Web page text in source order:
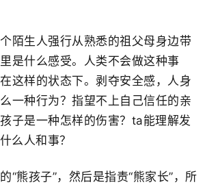
陌生人强行从熟悉的祖父母身边带
是什么感受。人类不会做这种事
这样的状态下。剥夺安全感，人身
一种行为？指望不上自己信任的亲
子是一种怎样的伤害？ta能理解发
么人和事？
“熊孩子”，然后是指责“熊家长”，所